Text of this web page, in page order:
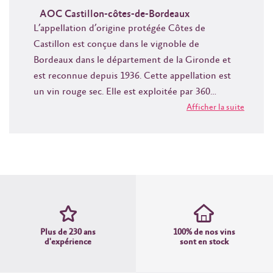
Afficher la suite
AOC Castillon-côtes-de-Bordeaux
L’appellation d’origine protégée Côtes de
Castillon est conçue dans le vignoble de
Bordeaux dans le département de la Gironde et
est reconnue depuis 1936. Cette appellation est
un vin rouge sec. Elle est exploitée par 360
viticulteurs, sur 3 000 hectares avec un
à certains endroits et elle profite d’un climat
océanique doux et humide. Avec un potentiel
allant de quatre à neuf années, ils ont une
couleur très prononcée et une robe s’approchant
Plus de 230 ans
d'expérience
100% de nos vins
sont en stock